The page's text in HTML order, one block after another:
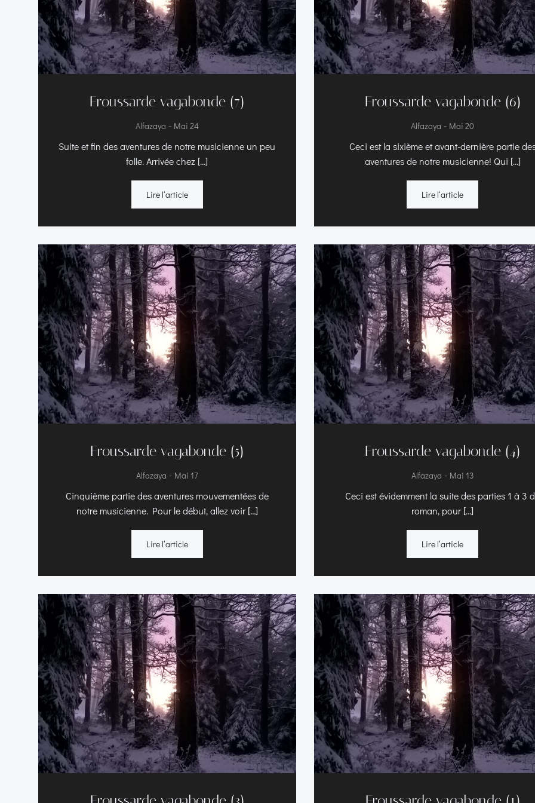
Froussarde vagabonde (7)
Alfazaya - Mai 24
Suite et fin des aventures de notre musicienne un peu
folle. Arrivée chez […]
Lire l‘article
Froussarde vagabonde (6)
Alfazaya - Mai 20
Ceci est la sixième et avant-dernière partie
aventures de notre musicienne! Qui […]
Lire l‘article
Froussarde vagabonde (5)
Alfazaya - Mai 17
Cinquième partie des aventures mouvementées de
notre musicienne. Pour le début, allez voir […]
Lire l‘article
Froussarde vagabonde (4)
Alfazaya - Mai 13
Ceci est évidemment la suite des parties 1 à 3
roman, pour […]
Lire l‘article